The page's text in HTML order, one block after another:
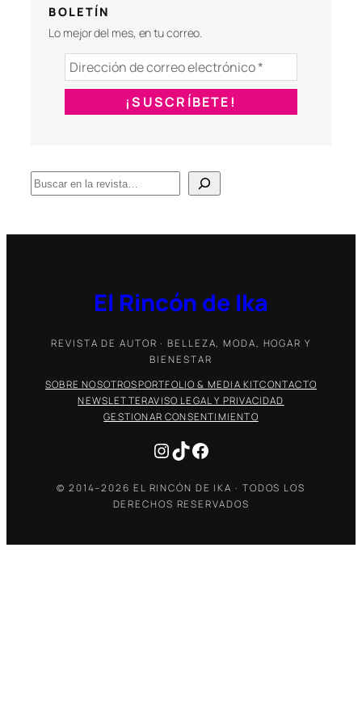
BOLETÍN
Lo mejor del mes, en tu correo.
B
u
c
El Rincón de Ika
REVISTA DE AUTOR · BELLEZA, MODA, HOGAR Y
BIENESTAR
SOBRE NOSOTROSPORTFOLIO & MEDIA KITCONTACTO
NEWSLETTERAVISO LEGAL Y PRIVACIDAD
GESTIONAR CONSENTIMIENTO
Instagram
TikTokFacebook
© 2014–2026 EL RINCÓN DE IKA · TODOS LOS
DERECHOS RESERVADOS